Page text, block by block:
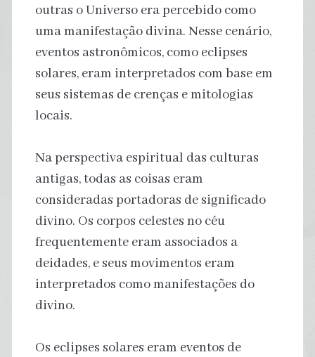
outras o Universo era percebido como
uma manifestação divina. Nesse cenário,
eventos astronômicos, como eclipses
solares, eram interpretados com base em
seus sistemas de crenças e mitologias
locais.
Na perspectiva espiritual das culturas
antigas, todas as coisas eram
consideradas portadoras de significado
divino. Os corpos celestes no céu
frequentemente eram associados a
deidades, e seus movimentos eram
interpretados como manifestações do
divino.
Os eclipses solares eram eventos de